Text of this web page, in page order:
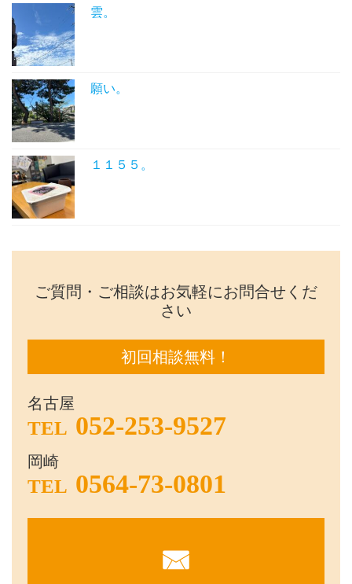
雲。
願い。
１１５５。
ご質問・ご相談はお気軽にお問合せくだ
さい
初回相談無料！
名古屋
TEL 052-253-9527
岡崎
TEL 0564-73-0801